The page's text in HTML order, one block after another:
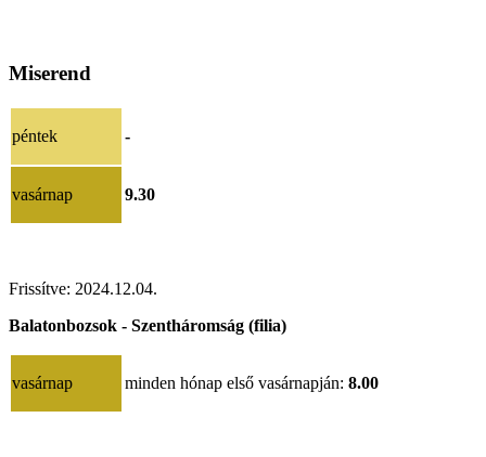
Miserend
péntek -
vasárnap 9.30
Frissítve: 2024.12.04.
Balatonbozsok - Szentháromság (filia)
vasárnap minden hónap első vasárnapján: 8.00